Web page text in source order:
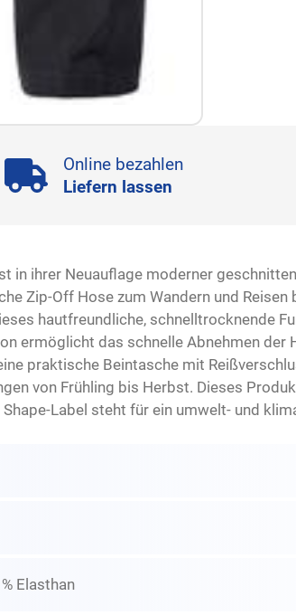
Online bezahlen
Liefern lassen
in ihrer Neuauflage moderner
Zip-Off Hose zum Wandern und
hautfreundliche, schnelltrocknende
ermöglicht das schnelle Abnehmen der
praktische Beintasche mit
von Frühling bis Herbst. Dieses
Label steht für ein umwelt- und
Elasthan